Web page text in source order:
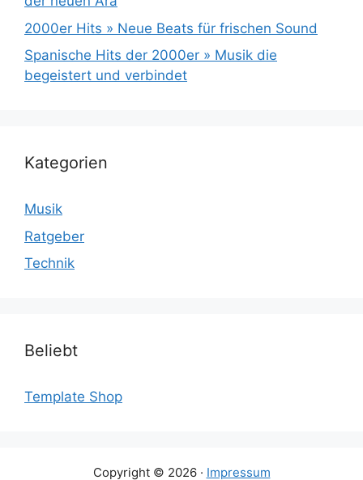
2000er Hits » Neue Beats für frischen Sound
Spanische Hits der 2000er » Musik die
begeistert und verbindet
Kategorien
Musik
Ratgeber
Technik
Beliebt
Template Shop
Copyright © 2026 · Impressum